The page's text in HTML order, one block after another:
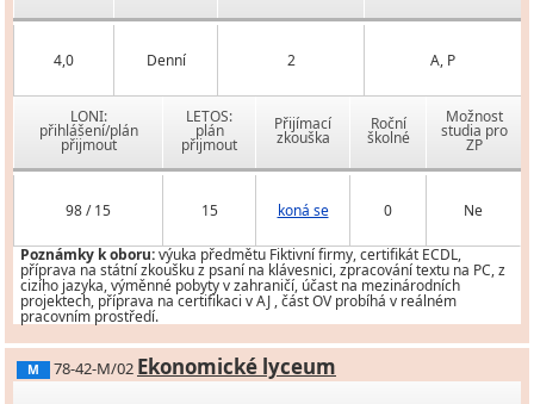
4,0 Denní 2 A, P
LONI:
přihlášení/plán
přijmout
LETOS:
plán
přijmout
Přijímací
zkouška
Roční
školné
Možnost
studia pro
ZP
98 / 15 15 koná se 0 Ne
Poznámky k oboru:výuka předmětu Fiktivní firmy, certifikát ECDL,
příprava na státní zkoušku z psaní na klávesnici, zpracování textu na PC, z
cizího jazyka, výměnné pobyty v zahraničí, účast na mezinárodních
projektech, příprava na certifikaci v AJ , část OV probíhá v reálném
pracovním prostředí.
M 78-42-M/02 Ekonomické lyceum